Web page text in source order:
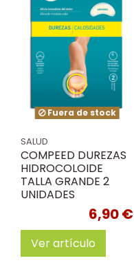
Fuera de stock
SALUD
COMPEED DUREZAS
HIDROCOLOIDE
TALLA GRANDE 2
UNIDADES
6,90 €
Ver artículo